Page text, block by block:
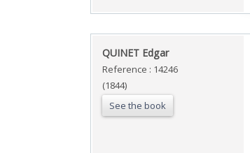
‎QUINET Edgar‎
Reference : 14246
(1844)
See the book